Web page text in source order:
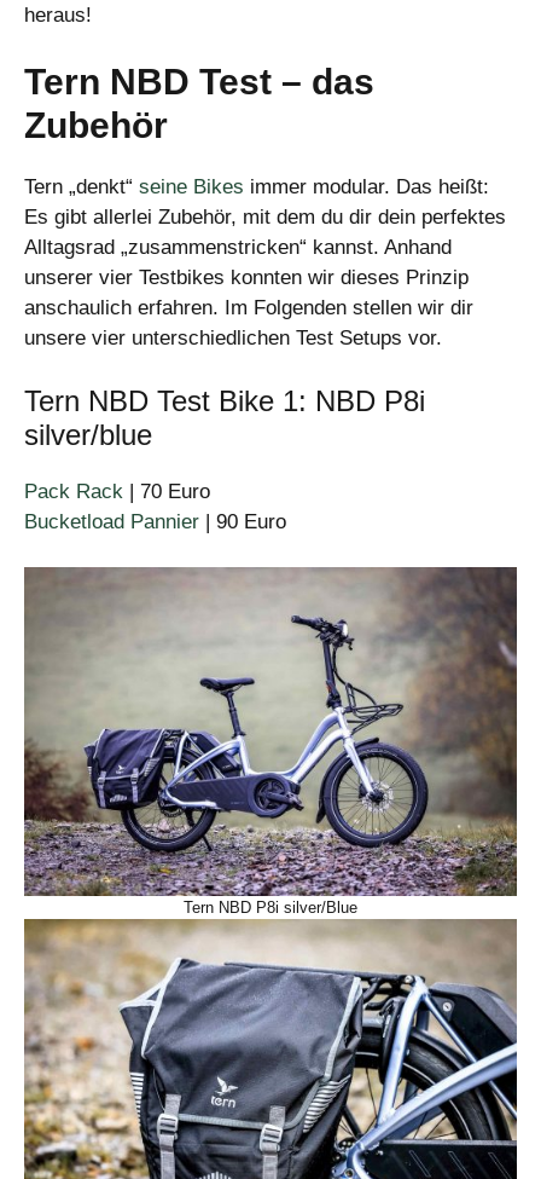
heraus!
Tern NBD Test – das
Zubehör
Tern „denkt“ seine Bikes immer modular. Das heißt:
Es gibt allerlei Zubehör, mit dem du dir dein perfektes
Alltagsrad „zusammenstricken“ kannst. Anhand
unserer vier Testbikes konnten wir dieses Prinzip
anschaulich erfahren. Im Folgenden stellen wir dir
unsere vier unterschiedlichen Test Setups vor.
Tern NBD Test Bike 1: NBD P8i
silver/blue
Pack Rack | 70 Euro
Bucketload Pannier | 90 Euro
Tern NBD P8i silver/Blue